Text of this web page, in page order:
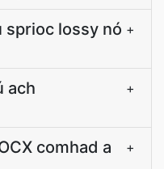
sprioc lossy nó +
ach
+
comhad a
+